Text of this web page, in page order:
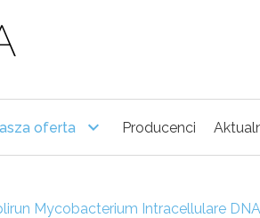
oferta Producenci
Mycobacterium Intracellulare